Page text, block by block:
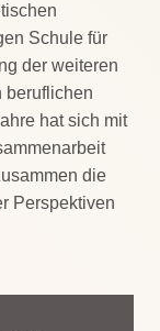
Schule für
der weiteren
beruflichen
hat sich mit
die
Perspektiven